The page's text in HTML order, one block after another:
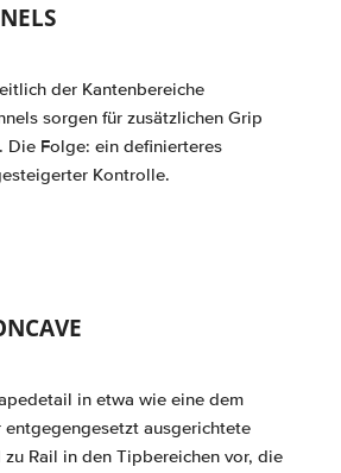
der Kantenbereiche
sorgen für zusätzlichen Grip
Die Folge: ein definierteres
Kontrolle.
in etwa wie eine dem
ausgerichtete
Rail in den Tipbereichen vor, die